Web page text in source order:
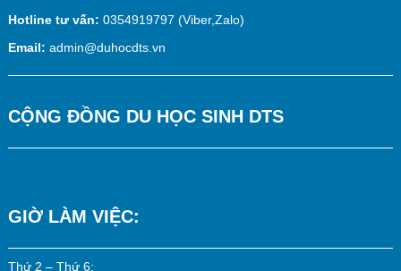
Hotline tư vấn: 0354919797 (Viber,Zalo)
Email: admin@duhocdts.vn
CỘNG ĐỒNG DU HỌC SINH DTS
GIỜ LÀM VIỆC:
Thứ 2 – Thứ 6: